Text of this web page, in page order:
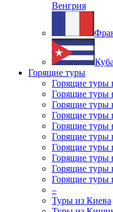
Венгрия
Горящие туры
Горящие туры
Горящие туры
Горящие туры
Горящие туры
Горящие туры
Горящие туры
Горящие туры
Горящие
Горящие
Горящие туры
–
Туры из Киева